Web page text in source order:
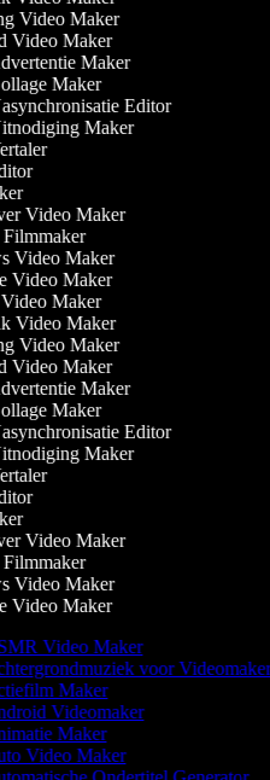
Video Maker
Video Maker
Maker
Maker
Editor
Maker
Video Maker
Video Maker
Video Maker
Maker
Video Maker
Video Maker
Video Maker
Maker
Maker
Editor
Maker
Video Maker
Video Maker
Video Maker
Video Maker
voor Videomaker
Maker
Videomaker
Maker
Video Maker